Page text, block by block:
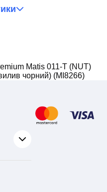
Matis 011-T (NUT)
чорний) (MI8266)